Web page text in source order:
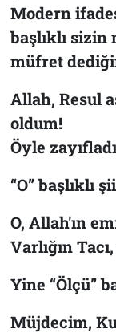
Modern
başlıklı
müfret
Allah, Resul
oldum!
Öyle
“O” başlıklı
O, Allah'ın
Varlığın
Yine “Ölçü”
Müjdecim,